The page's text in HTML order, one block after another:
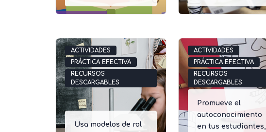
ACTIVIDADES
PRÁCTICA EFECTIVA
RECURSOS
DESCARGABLES
Usa modelos de rol
ACTIVIDADES
PRÁCTICA EFECTIVA
RECURSOS
DESCARGABLES
Promueve el
autoconocimiento
en tus estudiantes,